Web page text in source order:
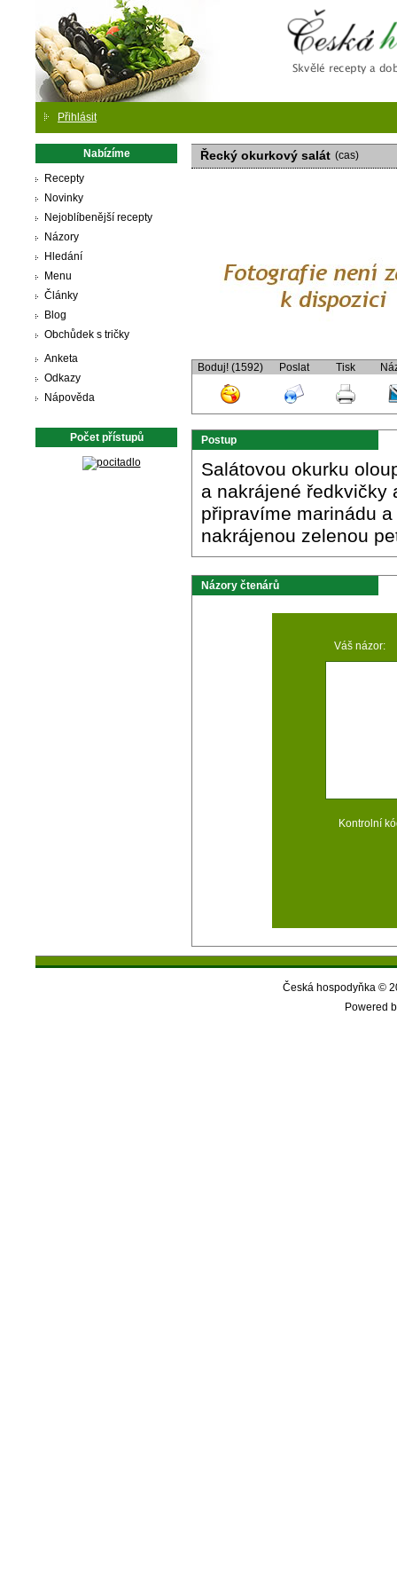
Přihlásit
Nabízíme
Recepty
Novinky
Nejoblíbenější recepty
Názory
Hledání
Menu
Články
Blog
Obchůdek s tričky
Anketa
Odkazy
Nápověda
Počet přístupů
Řecký okurkový salát (cas)
Boduj! (1592) Poslat Tisk
Postup
Salátovou okurku
a nakrájené ředkvičky
připravíme marinádu
nakrájenou zelenou
Názory čtenárů
Váš názor:
Kontrolní
Česká hospodyňka ©
Powered